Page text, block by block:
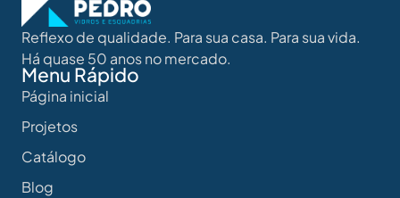
Reflexo de qualidade. Para sua casa. Para sua vida.
Há quase 50 anos no mercado.
Menu Rápido
Página inicial
Projetos
Catálogo
Blog